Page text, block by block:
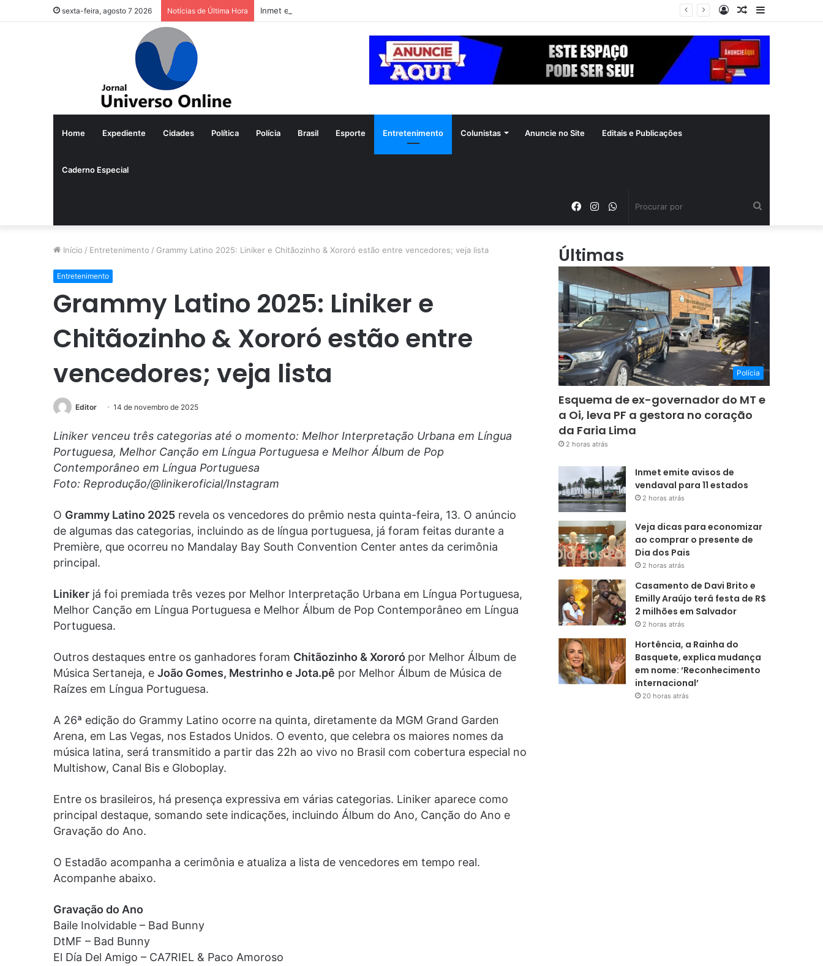
sexta-feira, agosto 7 2026 Notícias de Última Hora Inmet emite avisos de vendaval para 11 estados
Barra
Artigo
Entrar
Home Expediente Cidades Política Polícia Brasil Esporte Entretenimento Colunistas Anuncie no Site Editais e Publicações
Caderno Especial
WhatsApp
Instagram
Facebook
Início / Entretenimento / Grammy Latino 2025: Liniker e Chitãozinho & Xororó estão entre vencedores; veja lista
Entretenimento
Grammy Latino 2025: Liniker e
Chitãozinho & Xororó estão entre
vencedores; veja lista
Editor 14 de novembro de 2025
Liniker venceu três categorias até o momento: Melhor Interpretação Urbana em Língua
Portuguesa, Melhor Canção em Língua Portuguesa e Melhor Álbum de Pop
Contemporâneo em Língua Portuguesa
Foto: Reprodução/@linikeroficial/Instagram
O Grammy Latino 2025 revela os vencedores do prêmio nesta quinta-feira, 13. O anúncio
de algumas das categorias, incluindo as de língua portuguesa, já foram feitas durante a
Première, que ocorreu no Mandalay Bay South Convention Center antes da cerimônia
principal.
Liniker já foi premiada três vezes por Melhor Interpretação Urbana em Língua Portuguesa,
Melhor Canção em Língua Portuguesa e Melhor Álbum de Pop Contemporâneo em Língua
Portuguesa.
Outros destaques entre os ganhadores foram Chitãozinho & Xororó por Melhor Álbum de
Música Sertaneja, e João Gomes, Mestrinho e Jota.pê por Melhor Álbum de Música de
Raízes em Língua Portuguesa.
A 26ª edição do Grammy Latino ocorre na quinta, diretamente da MGM Grand Garden
Arena, em Las Vegas, nos Estados Unidos. O evento, que celebra os maiores nomes da
música latina, será transmitido a partir das 22h ao vivo no Brasil com cobertura especial no
Multishow, Canal Bis e Globoplay.
Entre os brasileiros, há presença expressiva em várias categorias. Liniker aparece como
principal destaque, somando sete indicações, incluindo Álbum do Ano, Canção do Ano e
Gravação do Ano.
O Estadão acompanha a cerimônia e atualiza a lista de vencedores em tempo real.
Acompanhe abaixo.
Gravação do Ano
Baile Inolvidable – Bad Bunny
DtMF – Bad Bunny
El Día Del Amigo – CA7RIEL & Paco Amoroso
Últimas
Polícia
Esquema de ex-governador do MT e
a Oi, leva PF a gestora no coração
da Faria Lima
2 horas atrás
Inmet emite avisos de
vendaval para 11 estados
2 horas atrás
Veja dicas para economizar
ao comprar o presente de
Dia dos Pais
2 horas atrás
Casamento de Davi Brito e
Emilly Araújo terá festa de R$
2 milhões em Salvador
2 horas atrás
Hortência, a Rainha do
Basquete, explica mudança
em nome: ‘Reconhecimento
internacional’
20 horas atrás